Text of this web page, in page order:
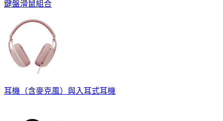
鍵盤滑鼠組合
耳機（含麥克風）與入耳式耳機